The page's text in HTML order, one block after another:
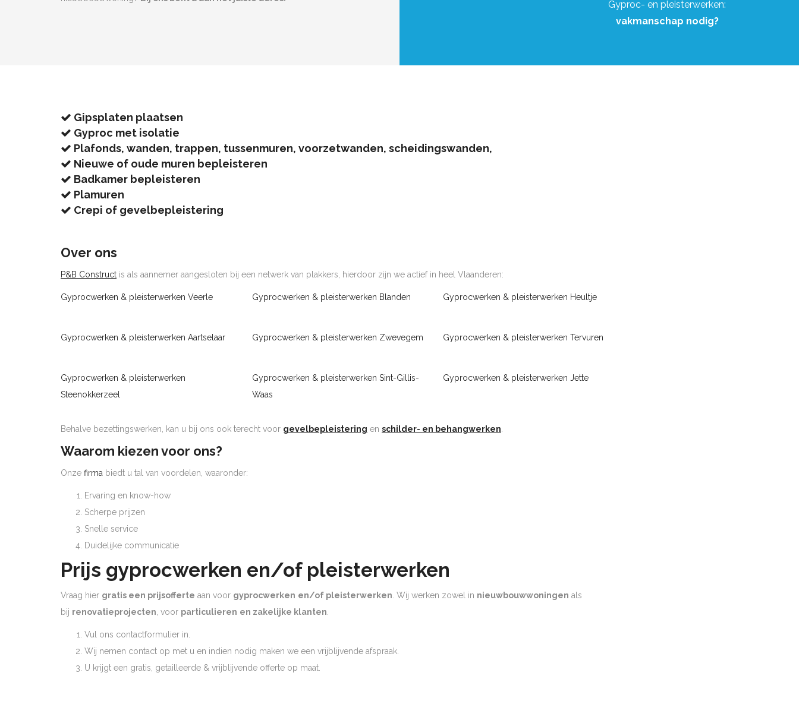
Gyproc- en pleisterwerken:
vakmanschap nodig?
Gipsplaten plaatsen
Gyproc met isolatie
Plafonds, wanden, trappen, tussenmuren, voorzetwanden, scheidingswanden,
Nieuwe of oude muren bepleisteren
Badkamer bepleisteren
Plamuren
Crepi of gevelbepleistering
Over ons
P&B Construct is als aannemer aangesloten bij een netwerk van plakkers, hierdoor zijn we actief in heel Vlaanderen:
Gyprocwerken & pleisterwerken Veerle Gyprocwerken & pleisterwerken Blanden Gyprocwerken & pleisterwerken Heultje
Gyprocwerken & pleisterwerken Aartselaar Gyprocwerken & pleisterwerken Zwevegem Gyprocwerken & pleisterwerken Tervuren
Gyprocwerken & pleisterwerken
Steenokkerzeel
Gyprocwerken & pleisterwerken Sint-Gillis-
Waas
Gyprocwerken & pleisterwerken Jette
Behalve bezettingswerken, kan u bij ons ook terecht voor gevelbepleistering en schilder- en behangwerken
Waarom kiezen voor ons?
Onze firma biedt u tal van voordelen, waaronder:
Ervaring en know-how
Scherpe prijzen
Snelle service
Duidelijke communicatie
Prijs gyprocwerken en/of pleisterwerken
Vraag hier gratis een prijsofferte aan voor gyprocwerken en/of pleisterwerken . Wij werken zowel in nieuwbouwwoningen als
bij renovatieprojecten , voor particulieren en zakelijke klanten
Vul ons contactformulier in.
Wij nemen contact op met u en indien nodig maken we een vrijblijvende afspraak.
U krijgt een gratis, getailleerde & vrijblijvende offerte op maat.